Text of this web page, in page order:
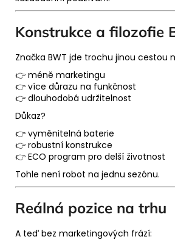
Konstrukce a filozofie
Značka BWT jde trochu jinou cestou
👉 méně marketingu
👉 více důrazu na funkčnost
👉 dlouhodobá udržitelnost
Důkaz?
👉 vyměnitelná baterie
👉 robustní konstrukce
👉 ECO program pro delší životnost
Tohle není robot na jednu sezónu.
Reálná pozice na trhu
A teď bez marketingových frází: